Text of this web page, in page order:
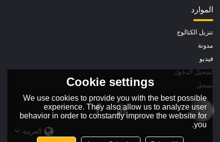
الموارد
تنزيل الكتالوج
مدونة
فيديو
تسجيل الدخول
يسجل
العربية
Cookie settings
We use cookies to provide you with the best possible
experience. They also allow us to analyze user
behavior in order to constantly improve the website for
you.